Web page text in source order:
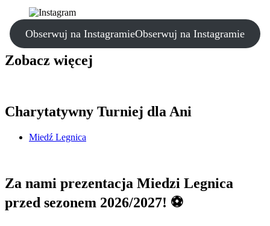
Obserwuj na InstagramieObserwuj na Instagramie
Zobacz więcej
Charytatywny Turniej dla Ani
Miedź Legnica
Za nami prezentacja Miedzi Legnica
przed sezonem 2026/2027! ⚽